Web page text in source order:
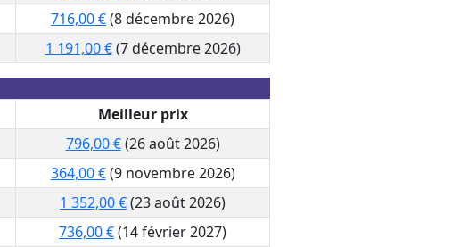
716,00 €(8 décembre 2026)
1 191,00 €(7 décembre 2026)
Meilleur prix
796,00 €(26 août 2026)
364,00 €(9 novembre 2026)
1 352,00 €(23 août 2026)
736,00 €(14 février 2027)